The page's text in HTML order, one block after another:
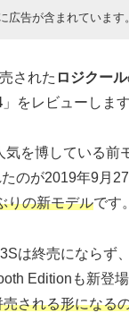
広告が含まれています。
された ロジクール
」をレビューします
気を博している前
のが2019年9月27
りの新モデルです。
は終売にならず
Editionも新登場
される形になる